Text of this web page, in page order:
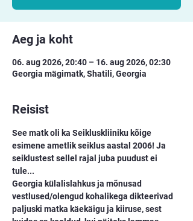
Aeg ja koht
06. aug 2026, 20:40 – 16. aug 2026, 02:30
Georgia mägimatk, Shatili, Georgia
Reisist
See matk oli ka Seikluskliiniku kõige
esimene ametlik seiklus aastal 2006! Ja
seiklustest sellel rajal juba puudust ei
tule...
Georgia külalislahkus ja mõnusad
vestlused/olengud kohalikega dikteerivad
paljuski matka käekäigu ja kiiruse, sest